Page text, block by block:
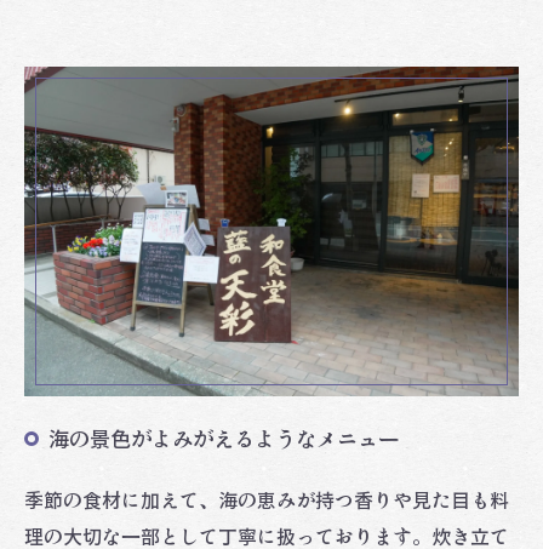
海の景色がよみがえるようなメニュー
季節の食材に加えて、海の恵みが持つ香りや見た目も料
理の大切な一部として丁寧に扱っております。炊き立て